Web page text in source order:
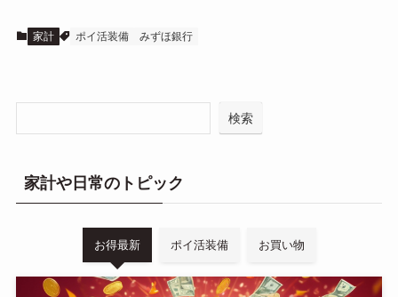
家計 ポイ活装備 みずほ銀行
検索
家計や日常のトピック
お得最新 ポイ活装備 お買い物